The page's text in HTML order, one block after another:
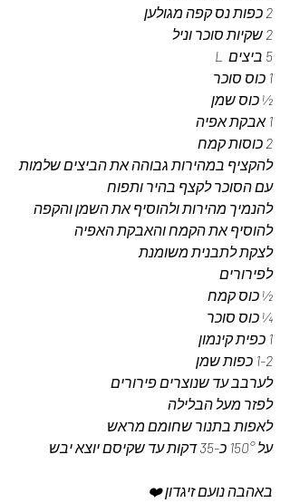
2 כפות נס קפה מגולען
2 שקיות סוכר וניל
5 ביצים  L
1 כוס סוכר
½ כוס שמן
1 אבקת אפיה
2 כוסות קמח
להקציף במהירות גבוהה את הביצים שלמות
עם הסוכר לקצף בהיר ותפוח
להנמיך מהירות ולהוסיף את השמן והקפה
להוסיף את הקמח והאבקת האפיה
לצקת לתבנית משומנת
לפירורים
½ כוס קמח
¼ כוס סוכר
1 כפית קינמון
1-2 כפות שמן
לערבב עד שנוצרים פירורים
לפזר מעל הבלילה
לאפות בתנור שחומם מראש
על 150° כ-35 דקות עד שקיסם יוצא יבש
באהבה נועם זיגדון ❤️